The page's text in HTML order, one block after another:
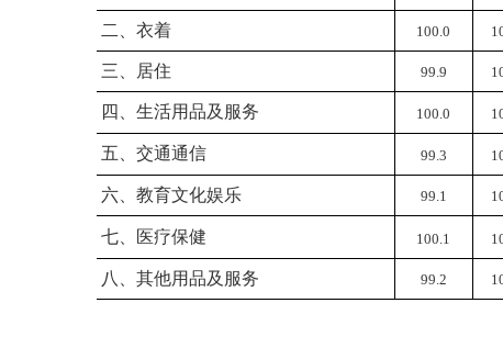
二、衣着 100.0
三、居住 99.9
四、生活用品及服务 100.0
五、交通通信 99.3
六、教育文化娱乐 99.1
七、医疗保健 100.1
八、其他用品及服务 99.2